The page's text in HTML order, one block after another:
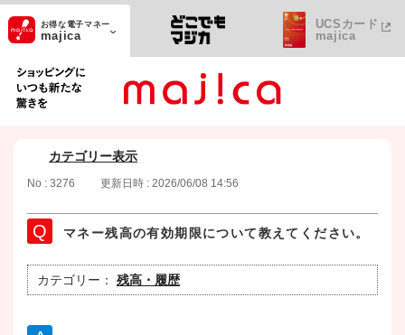
ショッピングにいつも新たな驚きを
お得な電子マネー
majica
UCSカード
majica
カテゴリー表示
No : 3276 更新日時 : 2026/06/08 14:56
マネー残高の有効期限について教えてください。
カテゴリー： 残高・履歴